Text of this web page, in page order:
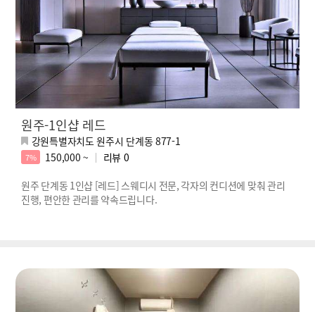
원주-1인샵 레드
강원특별자치도 원주시 단계동 877-1
7% 150,000 ~ 리뷰 0
원주 단계동 1인샵 [레드] 스웨디시 전문, 각자의 컨디션에 맞춰 관리
진행, 편안한 관리를 약속드립니다.